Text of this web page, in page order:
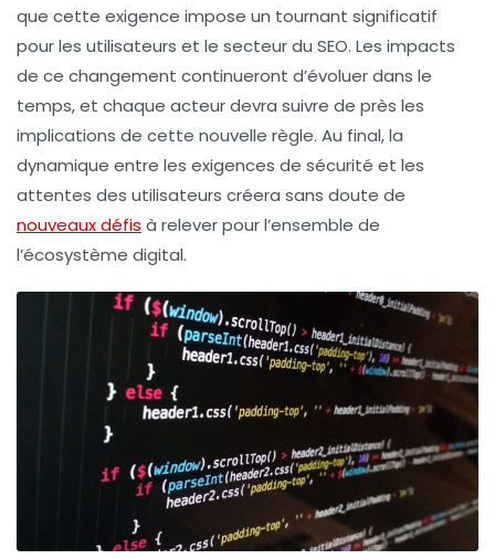
que cette exigence impose un tournant significatif
pour les utilisateurs et le secteur du SEO. Les impacts
de ce changement continueront d’évoluer dans le
temps, et chaque acteur devra suivre de près les
implications de cette nouvelle règle. Au final, la
dynamique entre les exigences de sécurité et les
attentes des utilisateurs créera sans doute de
nouveaux défis à relever pour l’ensemble de
l’écosystème digital.